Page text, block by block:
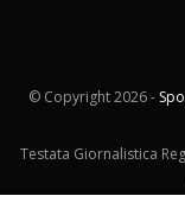
© Copyright2026 -
Testata Giornalistica